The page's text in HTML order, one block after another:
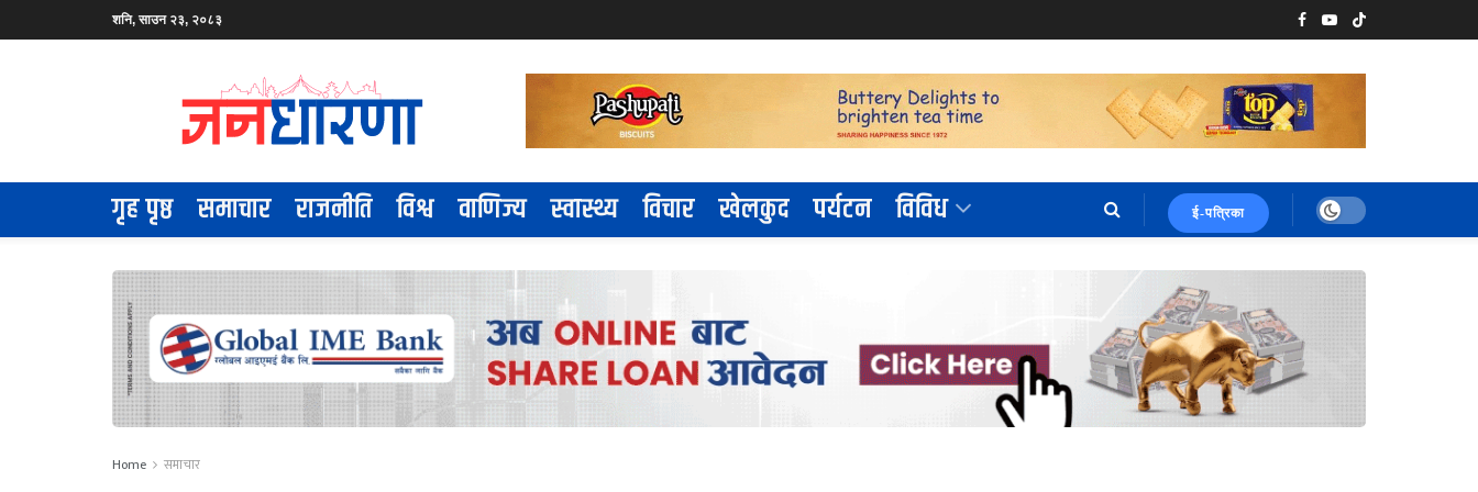
शनि, साउन २३, २०८३
गृह पृष्ठ समाचार राजनीति विश्व वाणिज्य स्वास्थ्य विचार खेलकुद पर्यटन विविध ई-पत्रिका
Home समाचार